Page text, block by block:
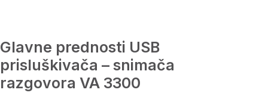
Glavne prednosti USB
prisluškivača – snimača
razgovora VA 3300